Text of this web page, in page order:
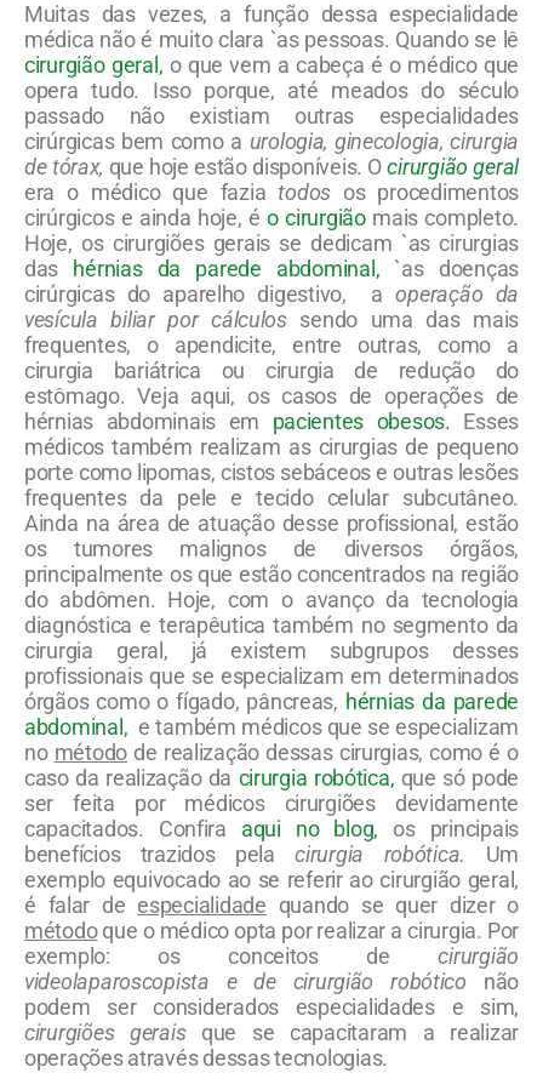
Muitas das vezes, a função dessa especialidade
médica não é muito clara `as pessoas. Quando se lê
cirurgião geral, o que vem a cabeça é o médico que
opera tudo. Isso porque, até meados do século
passado não existiam outras especialidades
cirúrgicas bem como a urologia, ginecologia, cirurgia
de tórax, que hoje estão disponíveis. Ocirurgião geral
era o médico que faziatodosos procedimentos
cirúrgicos e ainda hoje, éo cirurgiãomais completo.
Hoje, os cirurgiões gerais se dedicam `as cirurgias
das hérnias da parede abdominal, `as doenças
cirúrgicas do aparelho digestivo, aoperação da
vesícula biliar por cálculos sendo uma das mais
frequentes, o apendicite, entre outras, como a
cirurgia bariátrica ou cirurgia de redução do
estômago. Veja aqui, os casos de operações de
hérnias abdominais em pacientes obesos. Esses
médicos também realizam as cirurgias de pequeno
porte como lipomas, cistos sebáceos e outras lesões
frequentes da pele e tecido celular subcutâneo.
Ainda na área de atuação desse profissional, estão
os tumores malignos de diversos órgãos,
principalmente os que estão concentrados na região
do abdômen. Hoje, com o avanço da tecnologia
diagnóstica e terapêutica também no segmento da
cirurgia geral, já existem subgrupos desses
profissionais que se especializam em determinados
órgãos como o fígado, pâncreas, hérnias da parede
abdominal, e também médicos que se especializam
no método de realização dessas cirurgias, como é o
caso da realização da cirurgia robótica, que só pode
ser feita por médicos cirurgiões devidamente
capacitados. Confira aqui no blog, os principais
benefícios trazidos pelacirurgia robótica.
Um
exemplo equivocado ao se referir ao cirurgião geral,
é falar de especialidade quando se quer dizer o
métodoque o médico opta por realizar a cirurgia. Por
exemplo: os conceitos decirurgião
videolaparoscopista e de cirurgião robótico não
podem ser considerados especialidades e sim,
cirurgiões geraisque se capacitaram a realizar
operações através dessas tecnologias.